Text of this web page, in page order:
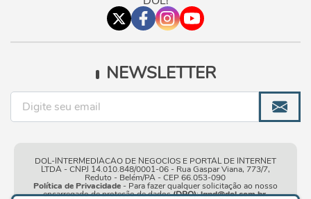
NEWSLETTER
DOL-INTERMEDIACAO DE NEGOCIOS E PORTAL DE INTERNET
LTDA - CNPJ 14.010.848/0001-06 - Rua Gaspar Viana, 773/7,
Reduto - Belém/PA - CEP 66.053-090
Política de Privacidade- Para fazer qualquer solicitação ao nosso
encarregado de proteção de dados(DPO):lgpd@dol.com.br.